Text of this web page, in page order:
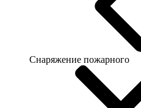
Снаряжение пожарного